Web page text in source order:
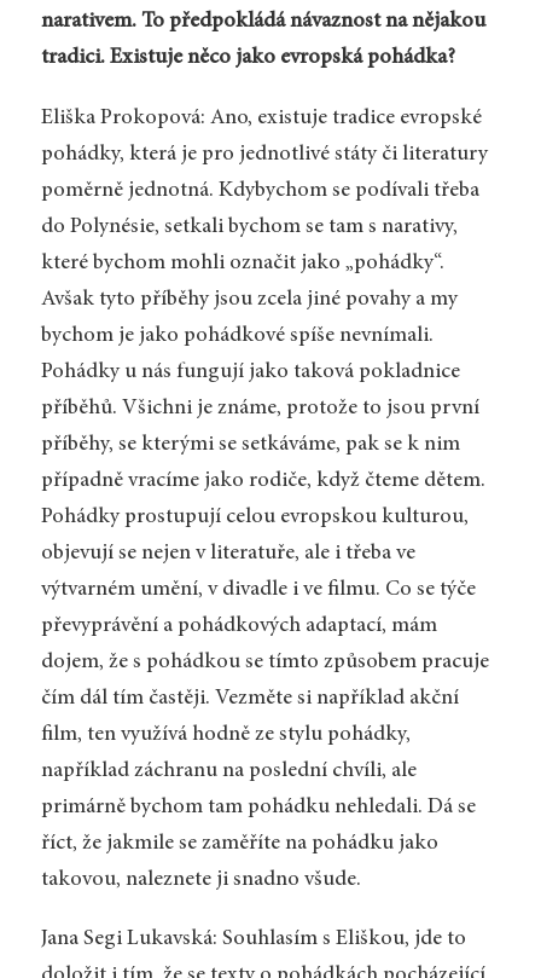
narativem. To předpokládá návaznost na nějakou
tradici. Existuje něco jako evropská pohádka?
Eliška Prokopová: Ano, existuje tradice evropské
pohádky, která je pro jednotlivé státy či literatury
poměrně jednotná. Kdybychom se podívali třeba
do Polynésie, setkali bychom se tam s narativy,
které bychom mohli označit jako „pohádky“.
Avšak tyto příběhy jsou zcela jiné povahy a my
bychom je jako pohádkové spíše nevnímali.
Pohádky u nás fungují jako taková pokladnice
příběhů. Všichni je známe, protože to jsou první
příběhy, se kterými se setkáváme, pak se k nim
případně vracíme jako rodiče, když čteme dětem.
Pohádky prostupují celou evropskou kulturou,
objevují se nejen v literatuře, ale i třeba ve
výtvarném umění, v divadle i ve filmu. Co se týče
převyprávění a pohádkových adaptací, mám
dojem, že s pohádkou se tímto způsobem pracuje
čím dál tím častěji. Vezměte si například akční
film, ten využívá hodně ze stylu pohádky,
například záchranu na poslední chvíli, ale
primárně bychom tam pohádku nehledali. Dá se
říct, že jakmile se zaměříte na pohádku jako
takovou, naleznete ji snadno všude.
Jana Segi Lukavská: Souhlasím s Eliškou, jde to